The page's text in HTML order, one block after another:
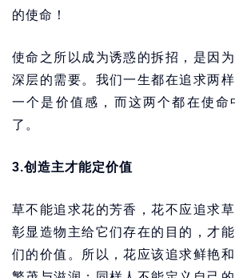
的使命！
使命之所以成为诱惑的拆招，是因
深层的需要。我们一生都在追求两
一个是价值感，而这两个都在使命
了。
3.创造主才能定价值
草不能追求花的芳香，花不应追求
彰显造物主给它们存在的目的，才
们的价值。所以，花应该追求鲜艳